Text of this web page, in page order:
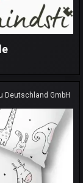
Deutschland GmbH